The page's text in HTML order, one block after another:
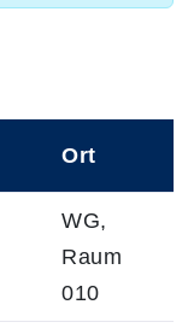
Ort
WG,
Raum
010